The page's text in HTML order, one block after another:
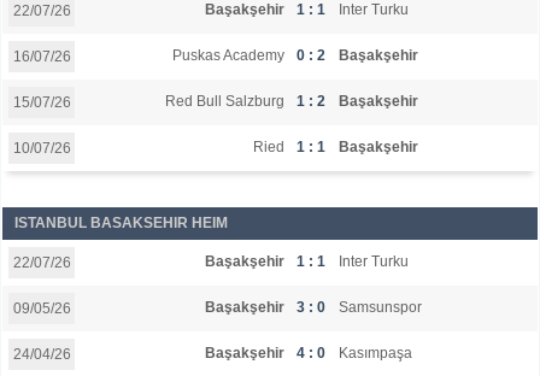
22/07/26 Başakşehir 1 : 1 Inter Turku
16/07/26 Puskas Academy 0 : 2 Başakşehir
15/07/26 Red Bull Salzburg 1 : 2 Başakşehir
10/07/26 Ried 1 : 1 Başakşehir
ISTANBUL BASAKSEHIR HEIM
22/07/26 Başakşehir 1 : 1 Inter Turku
09/05/26 Başakşehir 3 : 0 Samsunspor
24/04/26 Başakşehir 4 : 0 Kasımpaşa